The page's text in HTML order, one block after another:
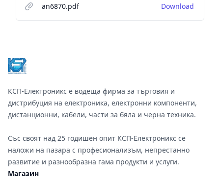
an6870.pdf Download
КСП-Електроникс е водеща фирма за търговия и
дистрибуция на електроника, електронни компоненти,
дистанционни, кабели, части за бяла и черна техника.
Със своят над 25 годишен опит КСП-Електроникс се
наложи на пазара с професионализъм, непрестанно
развитие и разнообразна гама продукти и услуги.
Магазин